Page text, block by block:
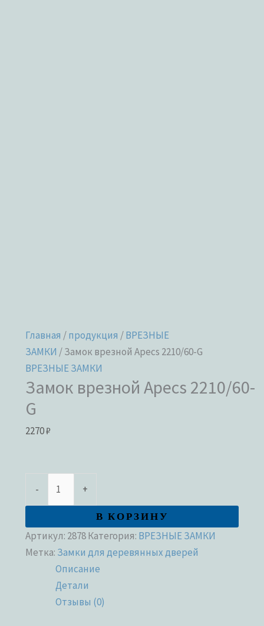
Главная /продукция /ВРЕЗНЫЕ
ЗАМКИ / Замок врезной Apecs 2210/60-G
ВРЕЗНЫЕ ЗАМКИ
Замок врезной Apecs 2210/60-
G
2270₽
- +
В КОРЗИНУ
Артикул: 2878Категория: ВРЕЗНЫЕ ЗАМКИ
Метка: Замки для деревянных дверей
Описание
Детали
Отзывы (0)